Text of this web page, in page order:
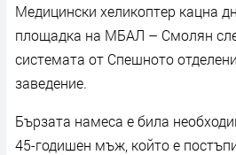
Медицински хеликоптер кацна
площадка на МБАЛ – Смолян
системата от Спешното
заведение.
Бързата намеса е била
45-годишен мъж, който е